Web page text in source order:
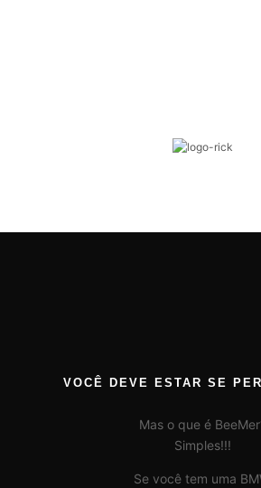
VOCÊ DEVE ESTAR SE
Mas o que é
Simples!!!
Se você tem uma